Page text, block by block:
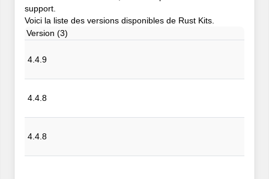
support.
Voici la liste des versions disponibles de Rust Kits.
Version (3)
4.4.9
4.4.8
4.4.8